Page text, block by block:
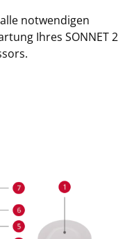
notwendigen
Ihres SONNET 2